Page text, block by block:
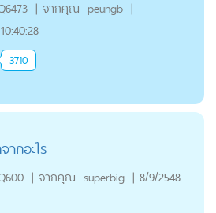
| จากคุณ peungb |
3710
ากอะไร
| จากคุณ superbig | 8/9/2548